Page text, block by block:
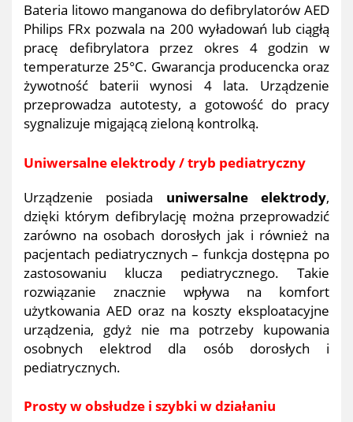
Bateria litowo manganowa do defibrylatorów AED
Philips FRx pozwala na 200 wyładowań lub ciągłą
pracę defibrylatora przez okres 4 godzin w
temperaturze 25°C. Gwarancja producencka oraz
żywotność baterii wynosi 4 lata. Urządzenie
przeprowadza autotesty, a gotowość do pracy
sygnalizuje migającą zieloną kontrolką.
Uniwersalne elektrody / tryb pediatryczny
Urządzenie posiada uniwersalne elektrody,
dzięki którym defibrylację można przeprowadzić
zarówno na osobach dorosłych jak i również na
pacjentach pediatrycznych – funkcja dostępna po
zastosowaniu klucza pediatrycznego. Takie
rozwiązanie znacznie wpływa na komfort
użytkowania AED oraz na koszty eksploatacyjne
urządzenia, gdyż nie ma potrzeby kupowania
osobnych elektrod dla osób dorosłych i
pediatrycznych.
Prosty w obsłudze i szybki w działaniu